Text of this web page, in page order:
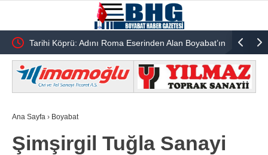
Tarihi Köprü: Adını Roma Eserinden Alan Boyabat’ın
Komşu İlçesi 7 Gözlü Köprünün Hikayesi Tescilli
Ana Sayfa › Boyabat
Şimşirgil Tuğla Sanayi